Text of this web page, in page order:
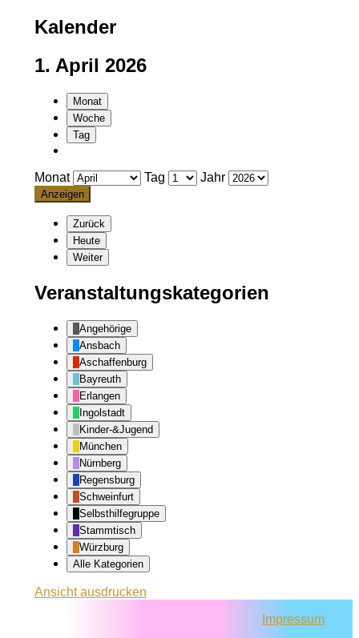
Kalender
1. April 2026
Monat
Woche
Tag
Monat Tag Jahr
Zurück
Heute
Weiter
Veranstaltungskategorien
Angehörige
Ansbach
Aschaffenburg
Bayreuth
Erlangen
Ingolstadt
Kinder-&Jugend
München
Nürnberg
Regensburg
Schweinfurt
Selbsthilfegruppe
Stammtisch
Würzburg
Alle Kategorien
Ansichtausdrucken
Impressum